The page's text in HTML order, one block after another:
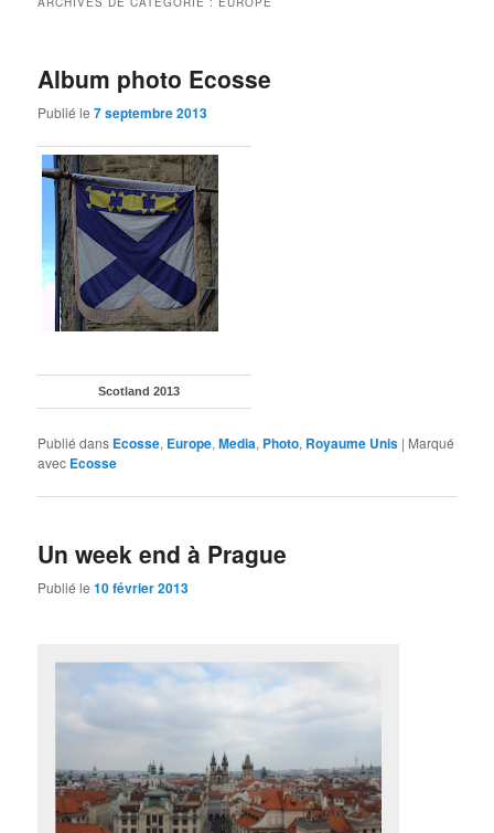
Album photo Ecosse
Publié le7 septembre 2013
Scotland 2013
Publié dans Ecosse, Europe,Media, Photo, Royaume Unis | Marqué
avec Ecosse
Un week end à Prague
Publié le10 février 2013